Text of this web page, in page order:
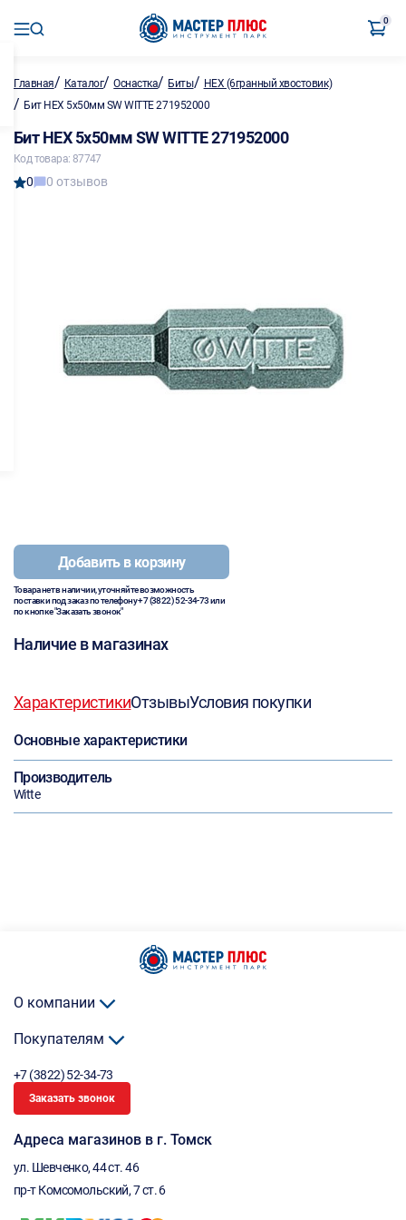
0
Главная/ Каталог/Оснастка/ Биты/ HEX (6гранный хвостовик)
/ Бит HEX 5х50мм SW WITTE 271952000
Бит HEX 5х50мм SW WITTE 271952000
Код товара: 87747
0 0 отзывов
Добавить в корзину
Товара нет в наличии, уточняйте возможность
поставки под заказ по телефону+7 (3822) 52-34-73или
по кнопке "Заказать звонок"
Наличие в магазинах
ХарактеристикиОтзывыУсловия покупки
Основные характеристики
Производитель
Witte
О компании
Покупателям
+7 (3822) 52-34-73
Заказать звонок
Адреса магазинов в г. Томск
ул. Шевченко, 44 ст. 46
пр-т Комсомольский, 7 ст. 6